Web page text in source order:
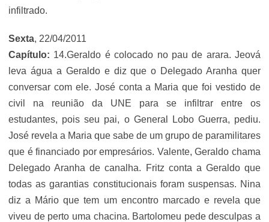
infiltrado.
Sexta, 22/04/2011
Capítulo: 14.Geraldo é colocado no pau de arara. Jeová
leva água a Geraldo e diz que o Delegado Aranha quer
conversar com ele. José conta a Maria que foi vestido de
civil na reunião da UNE para se infiltrar entre os
estudantes, pois seu pai, o General Lobo Guerra, pediu.
José revela a Maria que sabe de um grupo de paramilitares
que é financiado por empresários. Valente, Geraldo chama
Delegado Aranha de canalha. Fritz conta a Geraldo que
todas as garantias constitucionais foram suspensas. Nina
diz a Mário que tem um encontro marcado e revela que
viveu de perto uma chacina. Bartolomeu pede desculpas a